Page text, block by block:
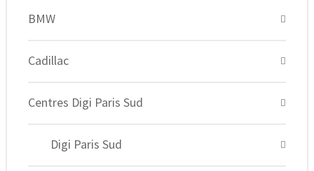
BMW
Cadillac
Centres Digi Paris Sud
Digi Paris Sud